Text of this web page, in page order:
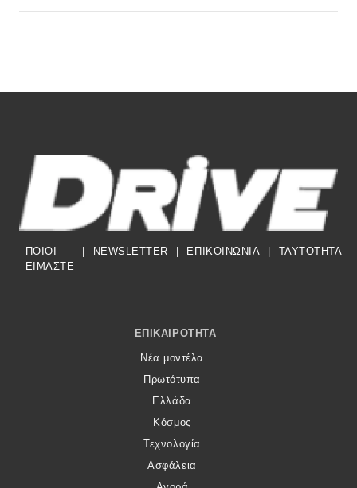
ΠΟΙΟΙ
ΕΙΜΑΣΤΕ
NEWSLETTER ΕΠΙΚΟΙΝΩΝΙΑ TAYTOTHTA
Footer Menu
ΕΠΙΚΑΙΡΌΤΗΤΑ
Νέα μοντέλα
Πρωτότυπα
Ελλάδα
Κόσμος
Τεχνολογία
Ασφάλεια